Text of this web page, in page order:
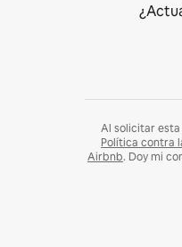
Al solicitar
Política contra
Airbnb. Doy mi